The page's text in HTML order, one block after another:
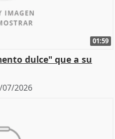
01:59
dulce" que a su
07/2026